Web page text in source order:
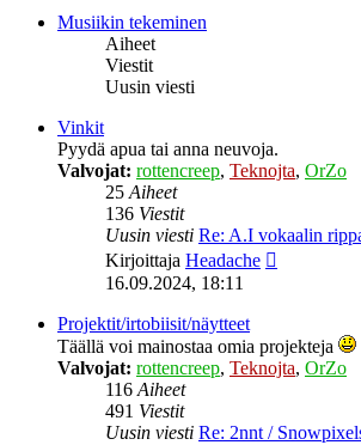
Musiikin tekeminen
Aiheet
Viestit
Uusin viesti
Vinkit
Pyydä apua tai anna neuvoja.
Valvojat: rottencreep, Teknojta, OrZo
25Aiheet
136 Viestit
Uusin viesti Re: A.I vokaalin
Kirjoittaja Headache
16.09.2024, 18:11
Projektit/irtobiisit/näytteet
Täällä voi mainostaa omia projekteja
Valvojat: rottencreep, Teknojta, OrZo
116Aiheet
491 Viestit
Uusin viesti Re: 2nnt /